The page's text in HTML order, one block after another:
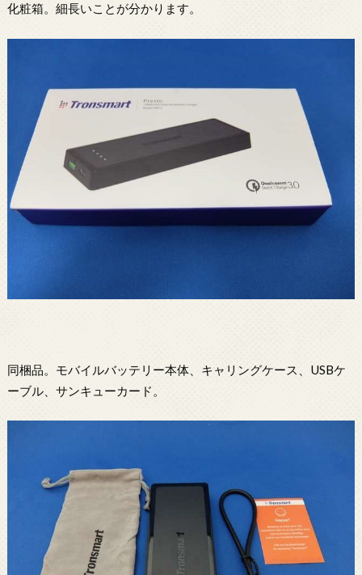
化粧箱。細長いことが分かります。
同梱品。モバイルバッテリー本体、キャリングケース、USBケ
ーブル、サンキューカード。